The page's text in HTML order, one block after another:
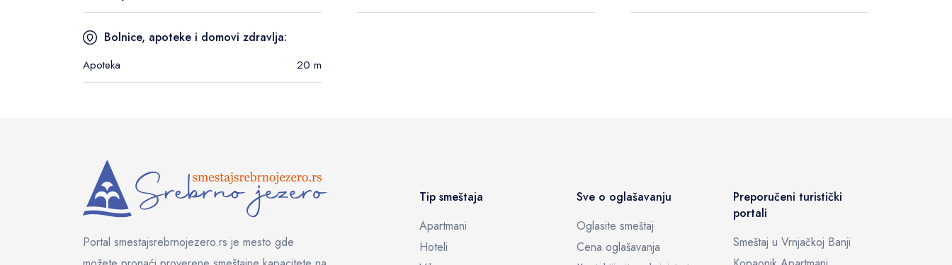
Bolnice, apoteke i domovi zdravlja:
Apoteka 20 m
Portal smestajsrebrnojezero.rs je mesto gde
Tip smeštaja
Apartmani
Hoteli
Sve o oglašavanju
Oglasite smeštaj
Cena oglašavanja
Preporučeni turistički
portali
Smeštaj u Vrnjačkoj Banji